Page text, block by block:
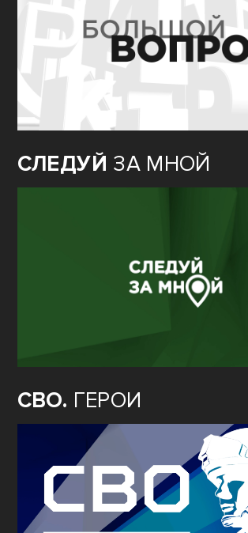
СЛЕДУЙ ЗА МНОЙ
СВО. ГЕРОИ